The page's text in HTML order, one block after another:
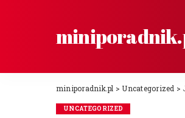
miniporadnik.pl > Uncategorized >
UNCATEGORIZED